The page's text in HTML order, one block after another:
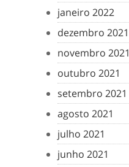
janeiro 2022
dezembro 2021
novembro 2021
outubro 2021
setembro 2021
agosto 2021
julho 2021
junho 2021